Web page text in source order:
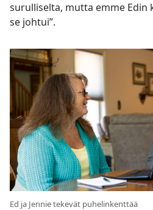
surulliselta, mutta emme Edin
se johtui”.
Ed ja Jennie tekevät puhelinkenttää